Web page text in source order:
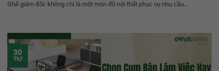
Ghế giám đốc không chỉ là một món đồ nội thất phục vụ nhu cầu...
30
Th7